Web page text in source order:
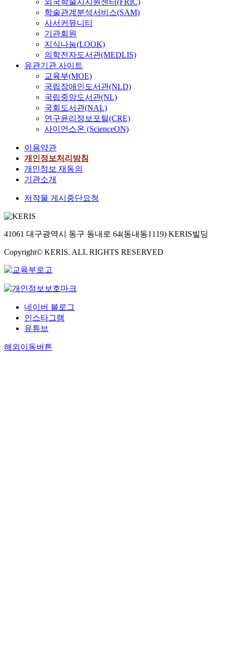
외국학술지지원센터(FRIC)
학술관계분석서비스(SAM)
사서커뮤니티
기관회원
지식나눔(LOOK)
의학전자도서관(MEDLIS)
유관기관 사이트
교육부(MOE)
국립장애인도서관(NLD)
국립중앙도서관(NL)
국회도서관(NAL)
연구윤리정보포털(CRE)
사이언스온 (ScienceON)
이용약관
개인정보처리방침
개인정보 재동의
기관소개
저작물 게시중단요청
41061 대구광역시 동구 동내로 64(동내동1119) KERIS빌딩
Copyright© KERIS. ALL RIGHTS RESERVED
네이버 블로그
인스타그램
유튜브
해외이동버튼